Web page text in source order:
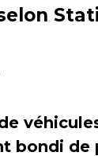
bondi de